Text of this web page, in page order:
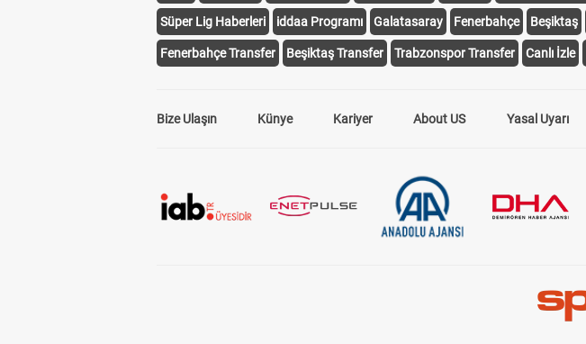
Süper Lig Haberleri iddaa Programı Galatasaray Fenerbahçe Beşiktaş
Fenerbahçe Transfer Beşiktaş Transfer Trabzonspor Transfer Canlı İzle
Bize Ulaşın Künye Kariyer About US Yasal Uyarı